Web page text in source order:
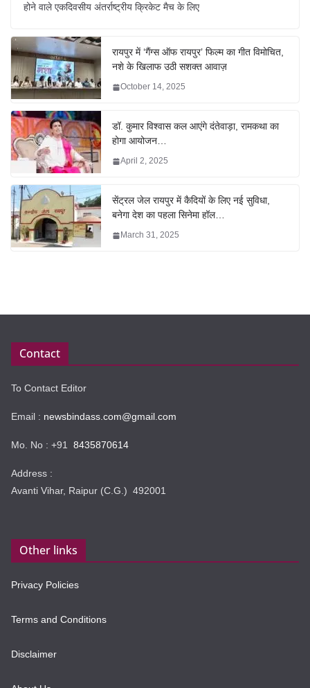
होने वाले एकदिवसीय अंतर्राष्ट्रीय क्रिकेट मैच के लिए
रायपुर में ‘गैंग्स ऑफ रायपुर’ फिल्म का गीत विमोचित,
नशे के खिलाफ उठी सशक्त आवाज़
October 14, 2025
डॉ. कुमार विश्वास कल आएंगे दंतेवाड़ा, रामकथा का
होगा आयोजन…
April 2, 2025
सेंट्रल जेल रायपुर में कैदियों के लिए नई सुविधा,
बनेगा देश का पहला सिनेमा हॉल…
March 31, 2025
Contact
To Contact Editor
Email : newsbindass.com@gmail.com
Mo. No : +91 8435870614
Address :
Avanti Vihar, Raipur (C.G.) 492001
Other links
Privacy Policies
Terms and Conditions
Disclaimer